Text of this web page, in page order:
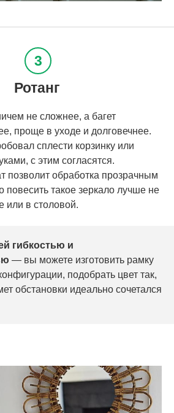
Ротанг
не сложнее, а багет
проще в уходе и долговечнее.
сплести корзинку или
с этим согласятся.
позволит обработка прозрачным
повесить такое зеркало лучше не
или в столовой.
гибкостью и
— вы можете изготовить рамку
подобрать цвет так,
обстановки идеально сочетался